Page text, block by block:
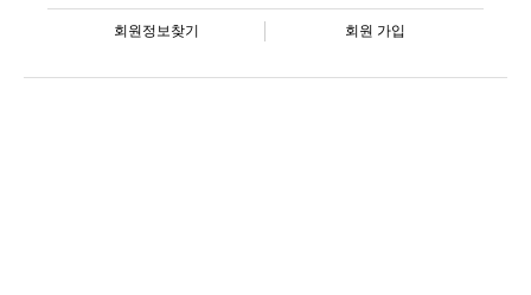
회원정보찾기 회원 가입